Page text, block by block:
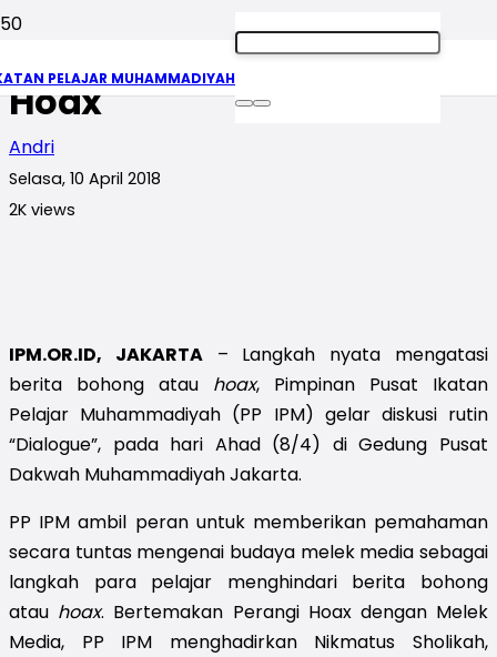
PELAJAR MUHAMMADIYAH
Aksi Nyata Atasi Berita
Hoax
Andri
Selasa, 10 April 2018
2K views
IPM.OR.ID, JAKARTA– Langkah nyata mengatasi
berita bohong atau hoax, Pimpinan Pusat Ikatan
Pelajar Muhammadiyah (PP IPM) gelar diskusi rutin
“Dialogue”, pada hari Ahad (8/4) di Gedung Pusat
Dakwah Muhammadiyah Jakarta.
PP IPM ambil peran untuk memberikan pemahaman
secara tuntas mengenai budaya melek media sebagai
langkah para pelajar menghindari berita bohong
atau hoax. Bertemakan Perangi Hoax dengan Melek
Media, PP IPM menghadirkan Nikmatus Sholikah,